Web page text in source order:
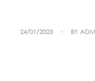
24/01/2023 BY